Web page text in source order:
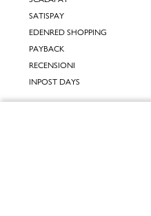
SATISPAY
EDENRED SHOPPING
PAYBACK
RECENSIONI
INPOST DAYS